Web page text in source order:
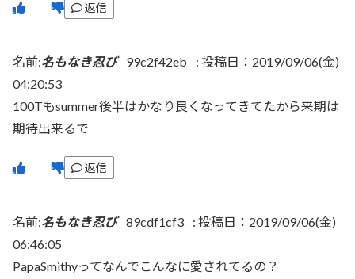
返信
名前:名もなき忍び 99c2f42eb : 投稿日：2019/09/06(金)
04:20:53
100Tもsummer後半はかなり良くなってきてたから来期は
期待出来るで
返信
名前:名もなき忍び 89cdf1cf3 : 投稿日：2019/09/06(金)
06:46:05
PapaSmithyってなんでこんなに愛されてるの？